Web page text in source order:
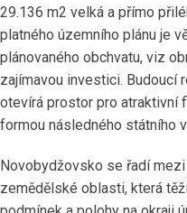
29.136 m2 velká a přímo
platného územního plánu je
plánovaného obchvatu, viz
zajímavou investici. Budoucí
otevírá prostor pro atraktivní
formou následného státního
Novobydžovsko se řadí
zemědělské oblasti, která